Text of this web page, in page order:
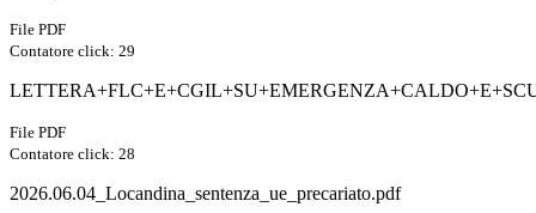
File PDF
Contatore click: 29
File PDF
Contatore click: 28
2026.06.04_Locandina_sentenza_ue_precariato.pdf